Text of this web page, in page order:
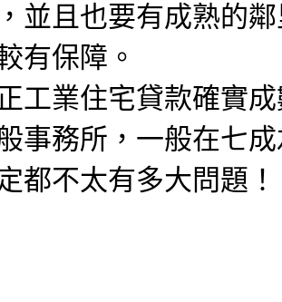
並且也要有成熟的
有保障。
工業住宅貸款確實
事務所，一般在七
都不太有多大問題！